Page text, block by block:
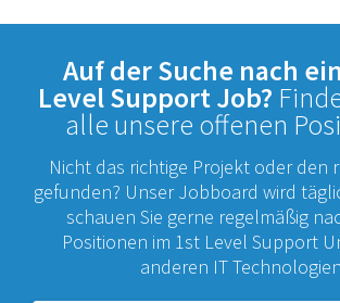
Auf der Suche nach
Level Support Job?
alle unsere offenen
Nicht das richtige Projekt oder den
gefunden? Unser Jobboard wird
schauen Sie gerne regelmäßig
Positionen im 1st Level Support
anderen IT